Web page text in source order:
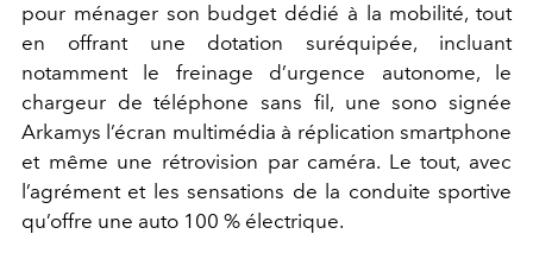
pour ménager son budget dédié à la mobilité, tout
en offrant une dotation suréquipée, incluant
notamment le freinage d’urgence autonome, le
chargeur de téléphone sans fil, une sono signée
Arkamys l’écran multimédia à réplication smartphone
et même une rétrovision par caméra. Le tout, avec
l’agrément et les sensations de la conduite sportive
qu’offre une auto 100 % électrique.